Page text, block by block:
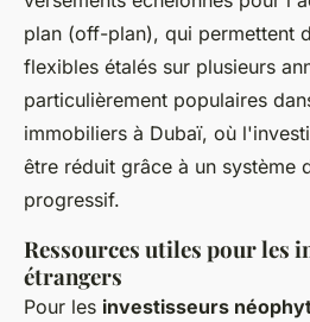
plan (off-plan), qui permettent
flexibles étalés sur plusieurs
particulièrement populaires
immobiliers à Dubaï, où
être réduit grâce à un système
progressif.
Ressources utiles pour les
étrangers
Pour les investisseurs